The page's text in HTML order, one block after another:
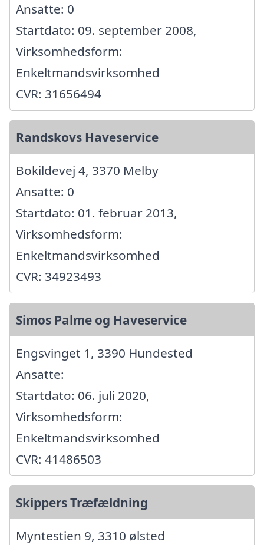
Ansatte: 0
Startdato: 09. september 2008,
Virksomhedsform:
Enkeltmandsvirksomhed
CVR: 31656494
Randskovs Haveservice
Bokildevej 4, 3370 Melby
Ansatte: 0
Startdato: 01. februar 2013,
Virksomhedsform:
Enkeltmandsvirksomhed
CVR: 34923493
Simos Palme og Haveservice
Engsvinget 1, 3390 Hundested
Ansatte:
Startdato: 06. juli 2020,
Virksomhedsform:
Enkeltmandsvirksomhed
CVR: 41486503
Skippers Træfældning
Myntestien 9, 3310 ølsted